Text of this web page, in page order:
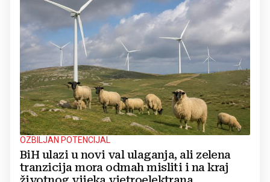
OZBILJAN POTENCIJAL
BiH ulazi u novi val ulaganja, ali zelena
tranzicija mora odmah misliti i na kraj